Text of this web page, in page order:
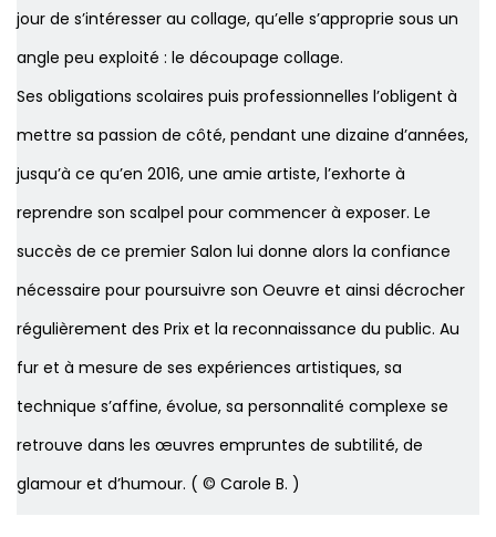
jour de s’intéresser au collage, qu’elle s’approprie sous un
angle peu exploité : le découpage collage.
Ses obligations scolaires puis professionnelles l’obligent à
mettre sa passion de côté, pendant une dizaine d’années,
jusqu’à ce qu’en 2016, une amie artiste, l’exhorte à
reprendre son scalpel pour commencer à exposer. Le
succès de ce premier Salon lui donne alors la confiance
nécessaire pour poursuivre son Oeuvre et ainsi décrocher
régulièrement des Prix et la reconnaissance du public. Au
fur et à mesure de ses expériences artistiques, sa
technique s’affine, évolue, sa personnalité complexe se
retrouve dans les œuvres empruntes de subtilité, de
glamour et d’humour. ( © Carole B. )